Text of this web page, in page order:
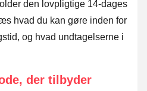
den lovpligtige 14-dages
hvad du kan gøre inden for
og hvad undtagelserne i
der tilbyder